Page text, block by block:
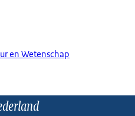
en Wetenschap